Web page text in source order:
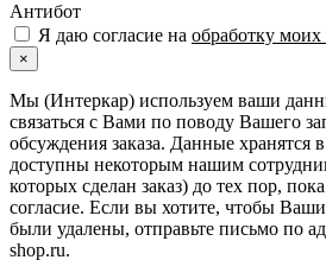
Антибот
Я даю согласие на обработку
×
Мы (Интеркар) используем ваши
связаться с Вами по поводу Вашего
обсуждения заказа. Данные хранятся
доступны некоторым нашим
которых сделан заказ) до тех пор,
согласие. Если вы хотите, чтобы
были удалены, отправьте письмо по
shop.ru.